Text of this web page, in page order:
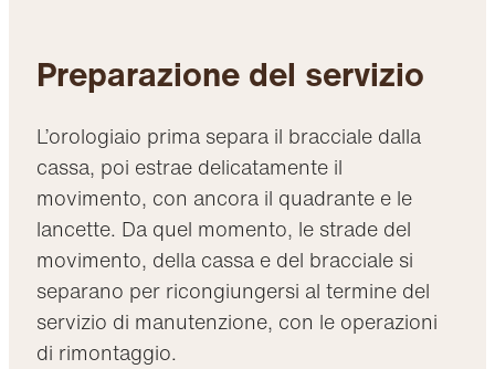
Preparazione del servizio
L’orologiaio prima separa il bracciale dalla
cassa, poi estrae delicatamente il
movimento, con ancora il quadrante e le
lancette. Da quel momento, le strade del
movimento, della cassa e del bracciale si
separano per ricongiungersi al termine del
servizio di manutenzione, con le operazioni
di rimontaggio.